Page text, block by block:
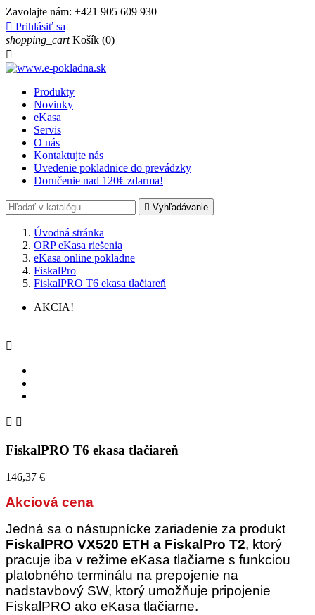
Zavolajte nám: +421 905 609 930
 Prihlásiť sa
shopping_cart Košík (0)

Produkty
Novinky
eKasa
Servis
O nás
Kontaktujte nás
Uvedenie pokladnice do prevádzky
Doručenie nad 120€ zdarma!
 Vyhľadávanie
Úvodná stránka
ORP eKasa riešenia
eKasa online pokladne
FiskalPro
FiskalPRO T6 ekasa tlačiareň
AKCIA!

 
FiskalPRO T6 ekasa tlačiareň
146,37 €
Akciová cena
Jedná sa o nástupnícke zariadenie za produkt
FiskalPRO VX520 ETH a FiskalPro T2, ktorý
pracuje iba v režime eKasa tlačiarne s funkciou
platobného terminálu na prepojenie na
nadstavbový SW, ktorý umožňuje pripojenie
FiskalPRO ako eKasa tlačiarne.